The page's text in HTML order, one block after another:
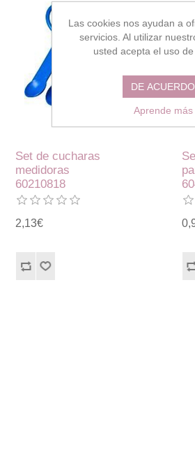
Set de cucharas
medidoras
60210818
2,13€
Las cookies nos ayudan a
servicios. Al utilizar
usted acepta el uso de
DE ACUERDO
Aprende más